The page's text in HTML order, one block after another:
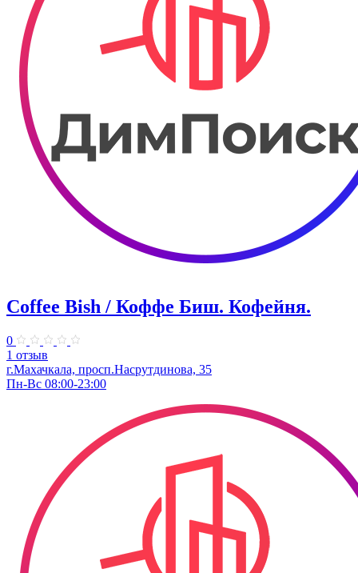
Coffee Bish / Коффе Биш. Кофейня.
0
1 отзыв
г.Махачкала, просп.Насрутдинова, 35
Пн-Вс 08:00-23:00